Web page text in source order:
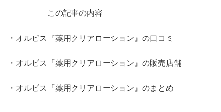
この記事の内容
・オルビス『薬用クリアローション』の口コミ
・オルビス『薬用クリアローション』の販売店舗
・オルビス『薬用クリアローション』のまとめ